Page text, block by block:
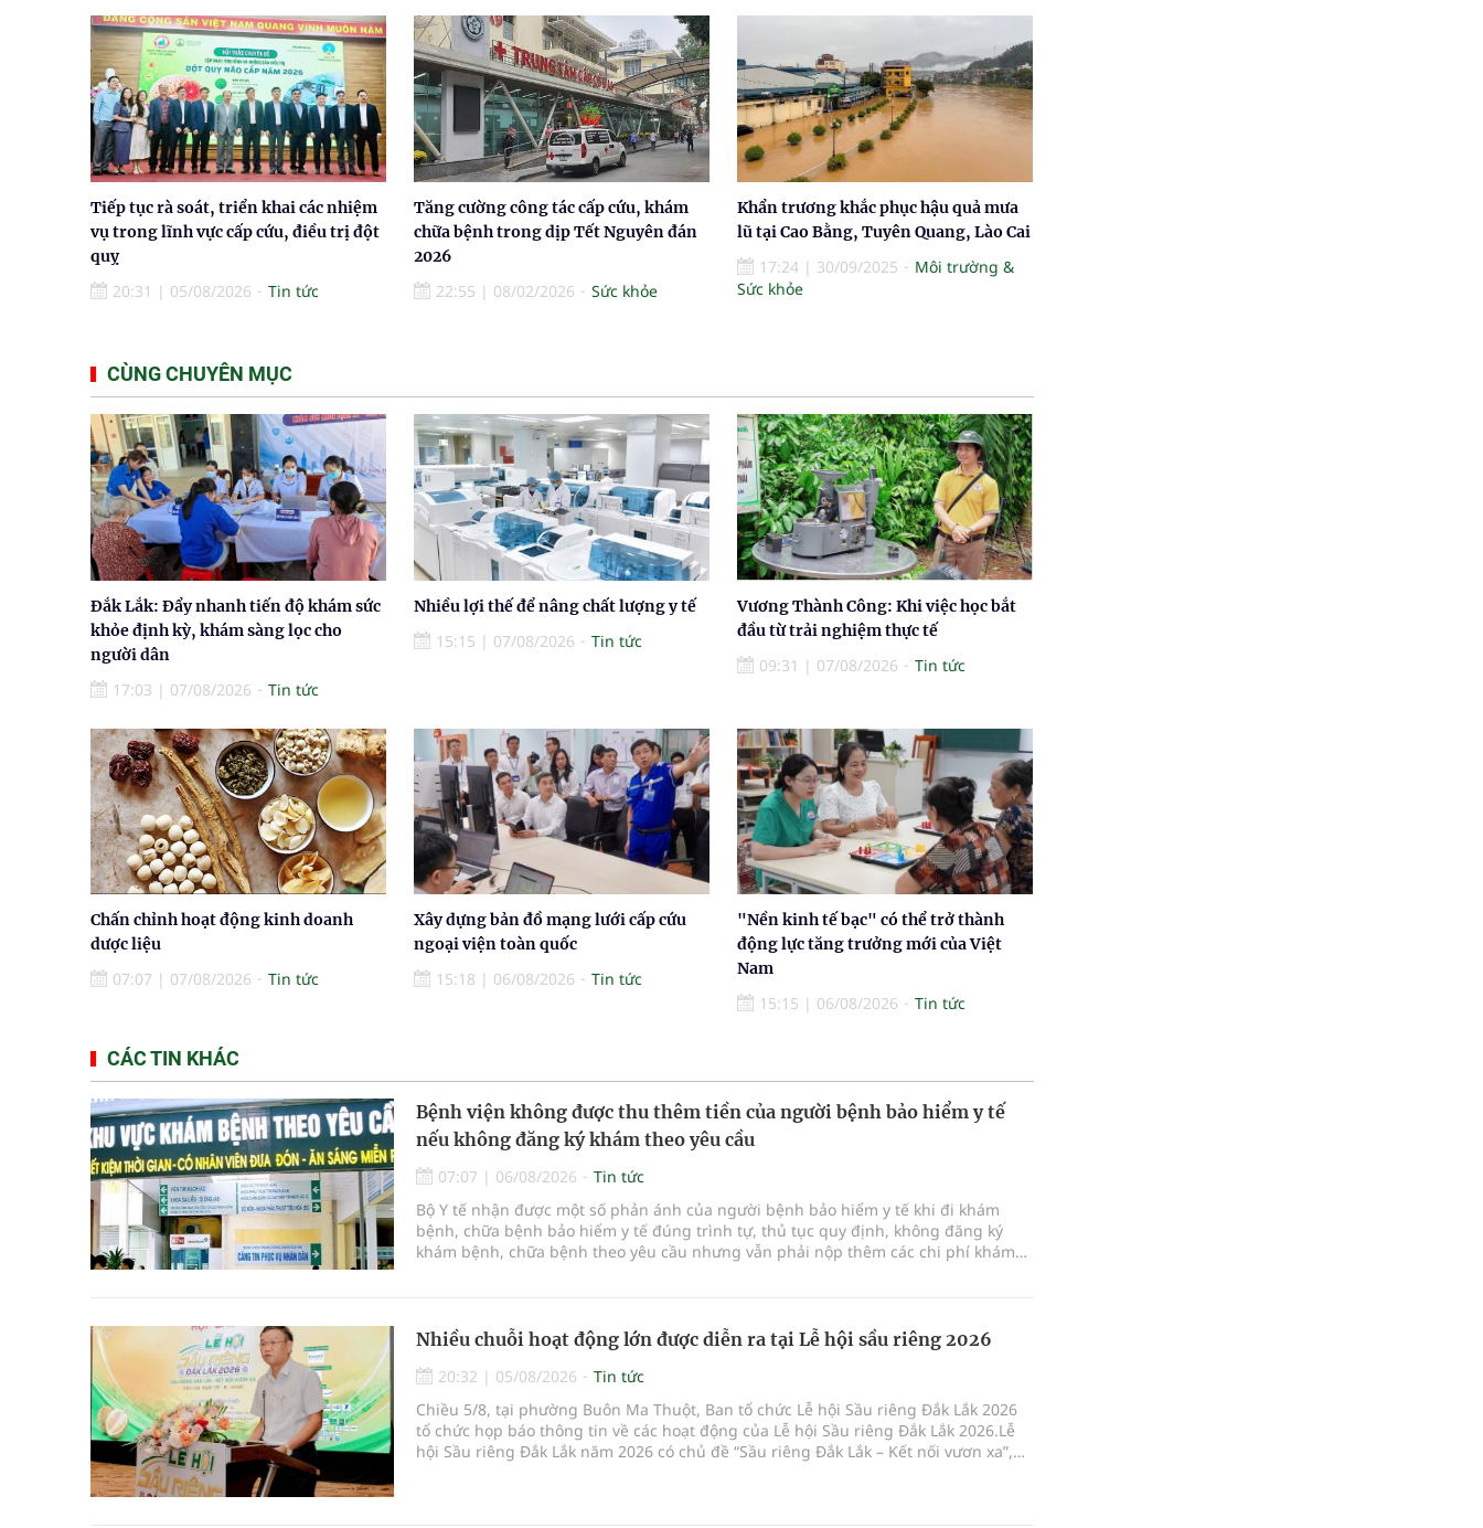
Tiếp tục rà soát, triển khai các nhiệm
vụ trong lĩnh vực cấp cứu, điều trị đột
quỵ
20:31 | 05/08/2026 Tin tức
Tăng cường công tác cấp cứu, khám
chữa bệnh trong dịp Tết Nguyên đán
2026
22:55 | 08/02/2026 Sức khỏe
Khẩn trương khắc phục hậu quả mưa
lũ tại Cao Bằng, Tuyên Quang, Lào Cai
17:24 | 30/09/2025
Môi trường &
Sức khỏe
CÙNG CHUYÊN MỤC
Đắk Lắk: Đẩy nhanh tiến độ khám sức
khỏe định kỳ, khám sàng lọc cho
người dân
17:03 | 07/08/2026 Tin tức
Nhiều lợi thế để nâng chất lượng y tế
15:15 | 07/08/2026 Tin tức
Vương Thành Công: Khi việc học bắt
đầu từ trải nghiệm thực tế
09:31 | 07/08/2026 Tin tức
Chấn chỉnh hoạt động kinh doanh
dược liệu
07:07 | 07/08/2026 Tin tức
Xây dựng bản đồ mạng lưới cấp cứu
ngoại viện toàn quốc
15:18 | 06/08/2026 Tin tức
"Nền kinh tế bạc" có thể trở thành
động lực tăng trưởng mới của Việt
Nam
15:15 | 06/08/2026 Tin tức
CÁC TIN KHÁC
Bệnh viện không được thu thêm tiền của người bệnh bảo hiểm y tế
nếu không đăng ký khám theo yêu cầu
07:07 | 06/08/2026
Tin tức
Bộ Y tế nhận được một số phản ánh của người bệnh bảo hiểm y tế khi đi khám
bệnh, chữa bệnh bảo hiểm y tế đúng trình tự, thủ tục quy định, không đăng ký
khám bệnh, chữa bệnh theo yêu cầu nhưng vẫn phải nộp thêm các chi phí khám
Nhiều chuỗi hoạt động lớn được diễn ra tại Lễ hội sầu riêng 2026
20:32 | 05/08/2026
Tin tức
Chiều 5/8, tại phường Buôn Ma Thuột, Ban tổ chức Lễ hội Sầu riêng Đắk Lắk 2026
tổ chức họp báo thông tin về các hoạt động của Lễ hội Sầu riêng Đắk Lắk 2026.Lễ
hội Sầu riêng Đắk Lắk năm 2026 có chủ đề “Sầu riêng Đắk Lắk – Kết nối vươn xa”,